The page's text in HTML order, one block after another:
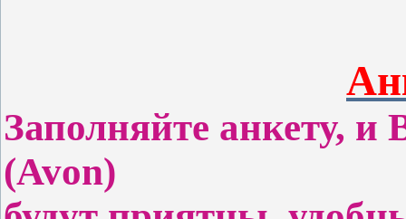
Заполняйте анкету, и
(Avon)